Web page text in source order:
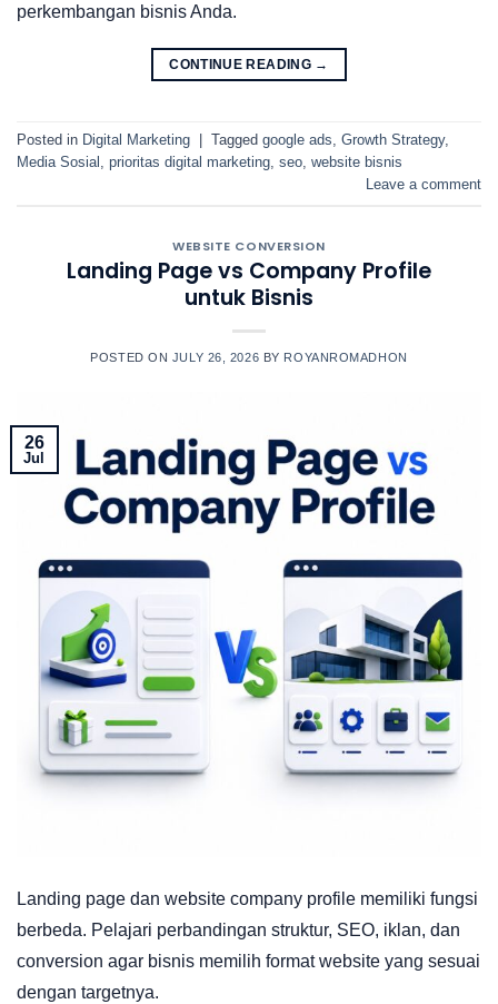
perkembangan bisnis Anda.
CONTINUE READING →
Posted in Digital Marketing Tagged google ads Growth Strategy,
Media Sosial
prioritas digital marketing seo website bisnis
Leave a comment
WEBSITE CONVERSION
Landing Page vs Company Profile
untuk Bisnis
POSTED ON JULY 26, 2026 BY ROYANROMADHON
26
Jul
Landing page dan website company profile memiliki fungsi
berbeda. Pelajari perbandingan struktur, SEO, iklan, dan
conversion agar bisnis memilih format website yang sesuai
dengan targetnya.